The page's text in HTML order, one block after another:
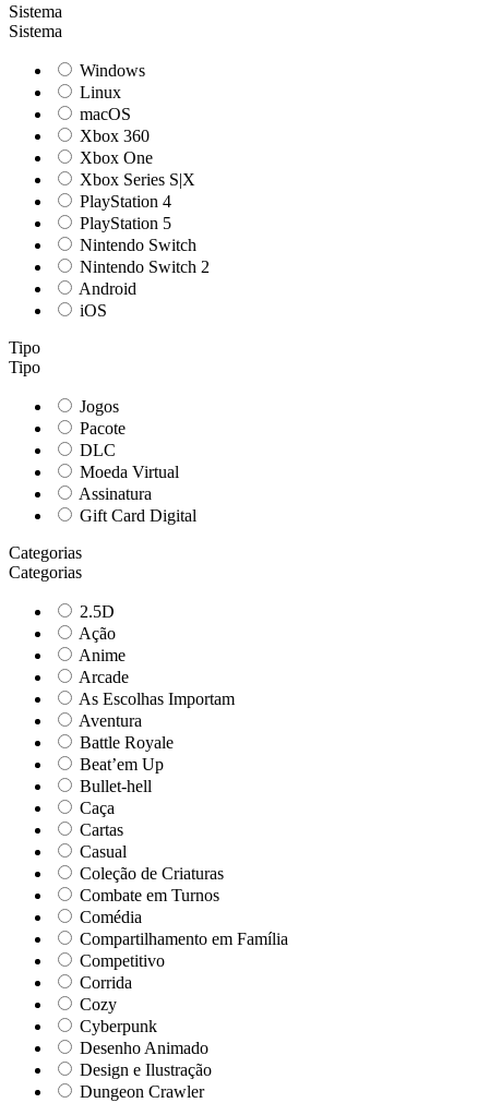
Sistema
Sistema
Windows
Linux
macOS
Xbox 360
Xbox One
Xbox Series S|X
PlayStation 4
PlayStation 5
Nintendo Switch
Nintendo Switch 2
Android
iOS
Tipo
Tipo
Jogos
Pacote
DLC
Moeda Virtual
Assinatura
Gift Card Digital
Categorias
Categorias
2.5D
Ação
Anime
Arcade
As Escolhas Importam
Aventura
Battle Royale
Beat’em Up
Bullet-hell
Caça
Cartas
Casual
Coleção de Criaturas
Combate em Turnos
Comédia
Compartilhamento em Família
Competitivo
Corrida
Cozy
Cyberpunk
Desenho Animado
Design e Ilustração
Dungeon Crawler